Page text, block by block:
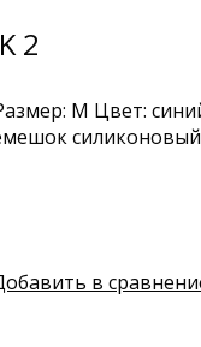
2
М Цвет:
в